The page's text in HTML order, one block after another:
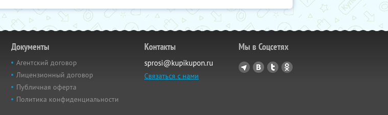
Документы
Агентский договор
Лицензионный договор
Публичная оферта
Политика конфиденциальности
Контакты
sprosi@kupikupon.ru
Связаться с нами
Мы в Соцсетях